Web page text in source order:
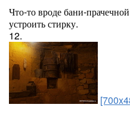
Что-то вроде бани-
устроить стирку.
12.